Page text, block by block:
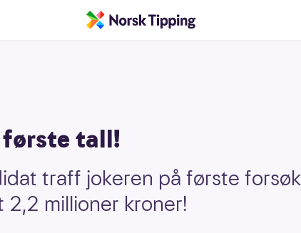
første tall!
traff jokeren på første
millioner kroner!